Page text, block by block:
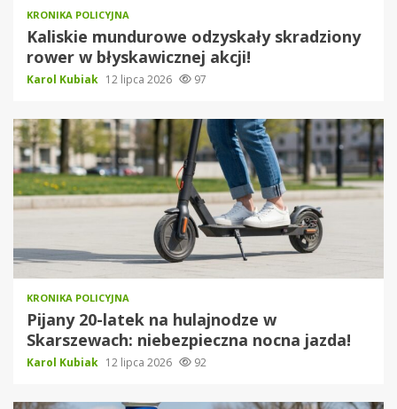
KRONIKA POLICYJNA
Kaliskie mundurowe odzyskały skradziony
rower w błyskawicznej akcji!
Karol Kubiak 12 lipca 2026 97
KRONIKA POLICYJNA
Pijany 20-latek na hulajnodze w
Skarszewach: niebezpieczna nocna jazda!
Karol Kubiak 12 lipca 2026 92